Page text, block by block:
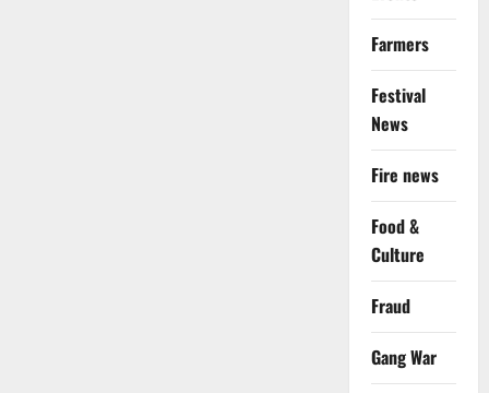
Farmers
Festival
News
Fire news
Food &
Culture
Fraud
Gang War